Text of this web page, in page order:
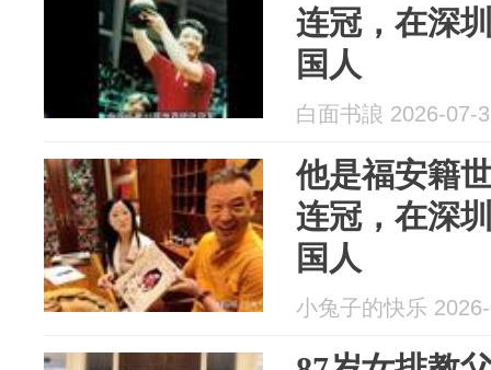
连冠，在深
国人
白面书誏 2026-07-
他是福安籍
连冠，在深
国人
小兔子的快乐